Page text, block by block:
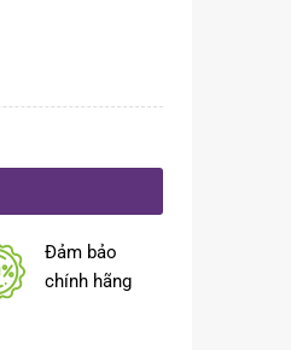
Đảm bảo
chính hãng